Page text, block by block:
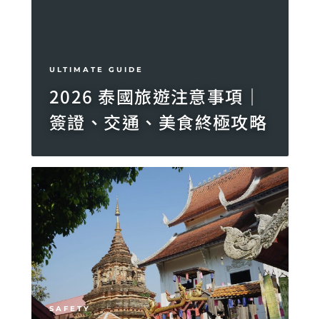
ULTIMATE GUIDE
2026 泰國旅遊注意事項｜
簽證、交通、美食終極攻略
SAFETY